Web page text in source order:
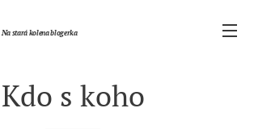
Na stará kolena blogerka
Kdo s koho